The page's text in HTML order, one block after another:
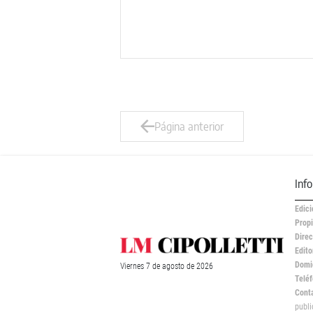
Página anterior
Viernes 7 de agosto de 2026